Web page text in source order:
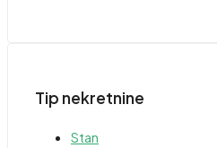
Tip nekretnine
Stan